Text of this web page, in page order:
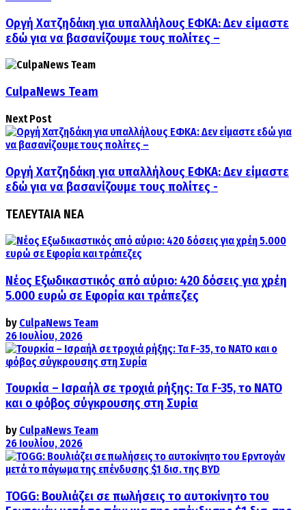
Οργή Χατζηδάκη για υπαλλήλους ΕΦΚΑ: Δεν είμαστε
εδώ για να βασανίζουμε τους πολίτες –
CulpaNews Team
Next Post
Οργή Χατζηδάκη για υπαλλήλους ΕΦΚΑ: Δεν είμαστε
εδώ για να βασανίζουμε τους πολίτες -
ΤΕΛΕΥΤΑΙΑ ΝΕΑ
Νέος Εξωδικαστικός από αύριο: 420 δόσεις για χρέη
5.000 ευρώ σε Εφορία και τράπεζες
by CulpaNews Team
26 Ιουλίου, 2026
Τουρκία – Ισραήλ σε τροχιά ρήξης: Τα F-35, το ΝΑΤΟ
και ο φόβος σύγκρουσης στη Συρία
by CulpaNews Team
26 Ιουλίου, 2026
TOGG: Βουλιάζει σε πωλήσεις το αυτοκίνητο του